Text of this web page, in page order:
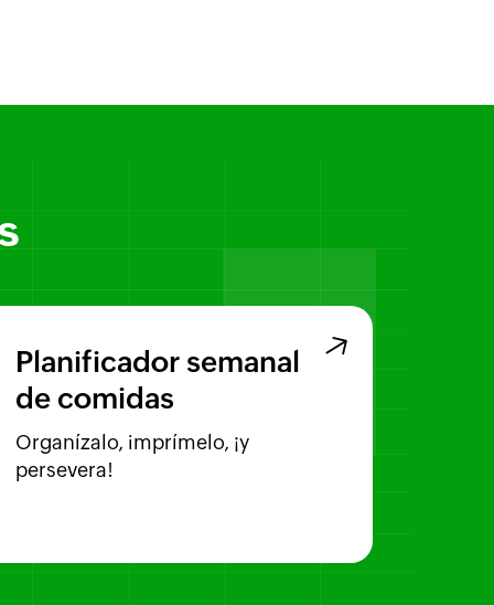
Planificador semanal
de comidas
Organízalo, imprímelo, ¡y
persevera!